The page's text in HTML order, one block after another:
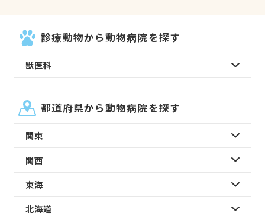
診療動物から動物病院を探す
獣医科
都道府県から動物病院を探す
関東
関西
東海
北海道